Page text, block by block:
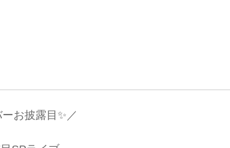
お披露目✨／